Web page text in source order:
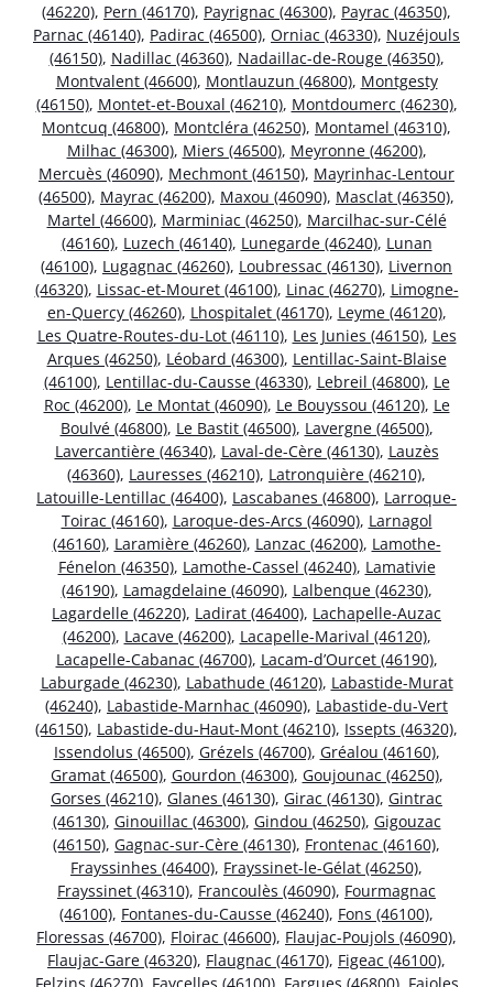
(46220), Pern (46170), Payrignac (46300), Payrac (46350),
Parnac (46140), Padirac (46500), Orniac (46330), Nuzéjouls
(46150), Nadillac (46360), Nadaillac-de-Rouge (46350),
Montvalent (46600), Montlauzun (46800), Montgesty
(46150), Montet-et-Bouxal (46210), Montdoumerc (46230),
Montcuq (46800), Montcléra (46250), Montamel (46310),
Milhac (46300), Miers (46500), Meyronne (46200),
Mercuès (46090), Mechmont (46150), Mayrinhac-Lentour
(46500), Mayrac (46200), Maxou (46090), Masclat (46350),
Martel (46600), Marminiac (46250), Marcilhac-sur-Célé
(46160), Luzech (46140), Lunegarde (46240), Lunan
(46100), Lugagnac (46260), Loubressac (46130), Livernon
(46320), Lissac-et-Mouret (46100), Linac (46270), Limogne-
en-Quercy (46260), Lhospitalet (46170), Leyme (46120),
Les Quatre-Routes-du-Lot (46110), Les Junies (46150), Les
Arques (46250), Léobard (46300), Lentillac-Saint-Blaise
(46100), Lentillac-du-Causse (46330), Lebreil (46800), Le
Roc (46200), Le Montat (46090), Le Bouyssou (46120), Le
Boulvé (46800), Le Bastit (46500), Lavergne (46500),
Lavercantière (46340), Laval-de-Cère (46130), Lauzès
(46360), Lauresses (46210), Latronquière (46210),
Latouille-Lentillac (46400), Lascabanes (46800), Larroque-
Toirac (46160), Laroque-des-Arcs (46090), Larnagol
(46160), Laramière (46260), Lanzac (46200), Lamothe-
Fénelon (46350), Lamothe-Cassel (46240), Lamativie
(46190), Lamagdelaine (46090), Lalbenque (46230),
Lagardelle (46220), Ladirat (46400), Lachapelle-Auzac
(46200), Lacave (46200), Lacapelle-Marival (46120),
Lacapelle-Cabanac (46700), Lacam-d’Ourcet (46190),
Laburgade (46230), Labathude (46120), Labastide-Murat
(46240), Labastide-Marnhac (46090), Labastide-du-Vert
(46150), Labastide-du-Haut-Mont (46210), Issepts (46320),
Issendolus (46500), Grézels (46700), Gréalou (46160),
Gramat (46500), Gourdon (46300), Goujounac (46250),
Gorses (46210), Glanes (46130), Girac (46130), Gintrac
(46130), Ginouillac (46300), Gindou (46250), Gigouzac
(46150), Gagnac-sur-Cère (46130), Frontenac (46160),
Frayssinhes (46400), Frayssinet-le-Gélat (46250),
Frayssinet (46310), Francoulès (46090), Fourmagnac
(46100), Fontanes-du-Causse (46240), Fons (46100),
Floressas (46700), Floirac (46600), Flaujac-Poujols (46090),
Flaujac-Gare (46320), Flaugnac (46170), Figeac (46100),